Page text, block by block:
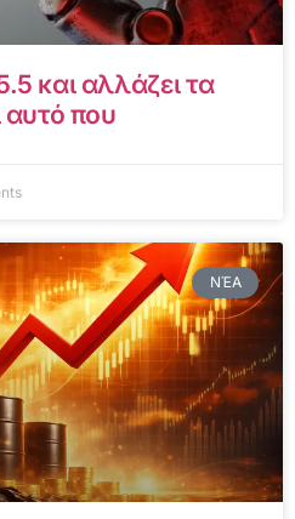
και αλλάζει τα
αυτό που
ΝΈΑ